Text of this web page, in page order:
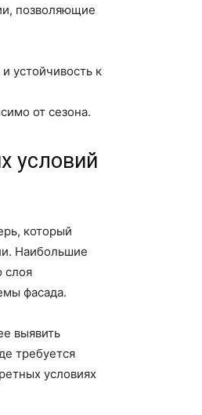
позволяющие
устойчивость к
от сезона.
условий
который
Наибольшие
слоя
фасада.
выявить
требуется
условиях